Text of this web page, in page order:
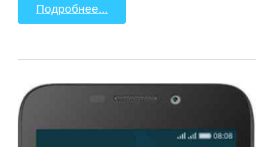
Подробнее...